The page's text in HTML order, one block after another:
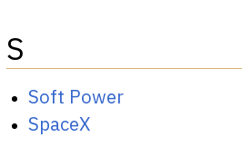
S
Soft Power
SpaceX